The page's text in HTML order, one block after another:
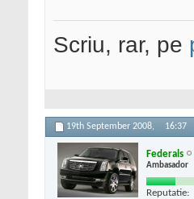
Scriu, rar, pe
19th September 2008, 16:37
Federals
Ambasador
Reputatie: